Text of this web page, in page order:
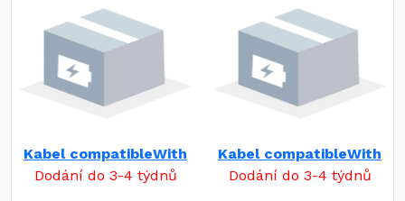
Kabel compatibleWith
Dodání do 3-4 týdnů
Kabel compatibleWith
Dodání do 3-4 týdnů